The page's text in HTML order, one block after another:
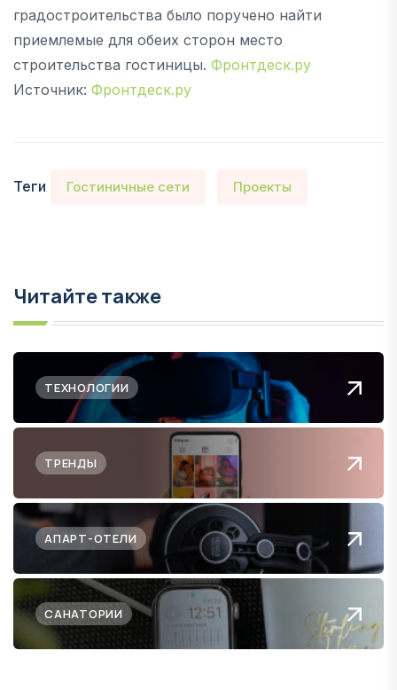
градостроительства было поручено найти
приемлемые для обеих сторон место
строительства гостиницы. Фронтдеск.ру
Источник: Фронтдеск.ру
Теги Гостиничные сети Проекты
Читайте также
ТЕХНОЛОГИИ
ТРЕНДЫ
АПАРТ-ОТЕЛИ
САНАТОРИИ